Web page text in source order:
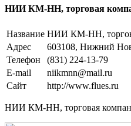
НИИ КМ-НН, торговая
Название НИИ КМ-НН,
Адрес
603108, Нижний
Телефон
(831) 224-13-79
E-mail
niikmnn@mail.ru
Сайт
http://www.flues.ru
НИИ КМ-НН, торговая